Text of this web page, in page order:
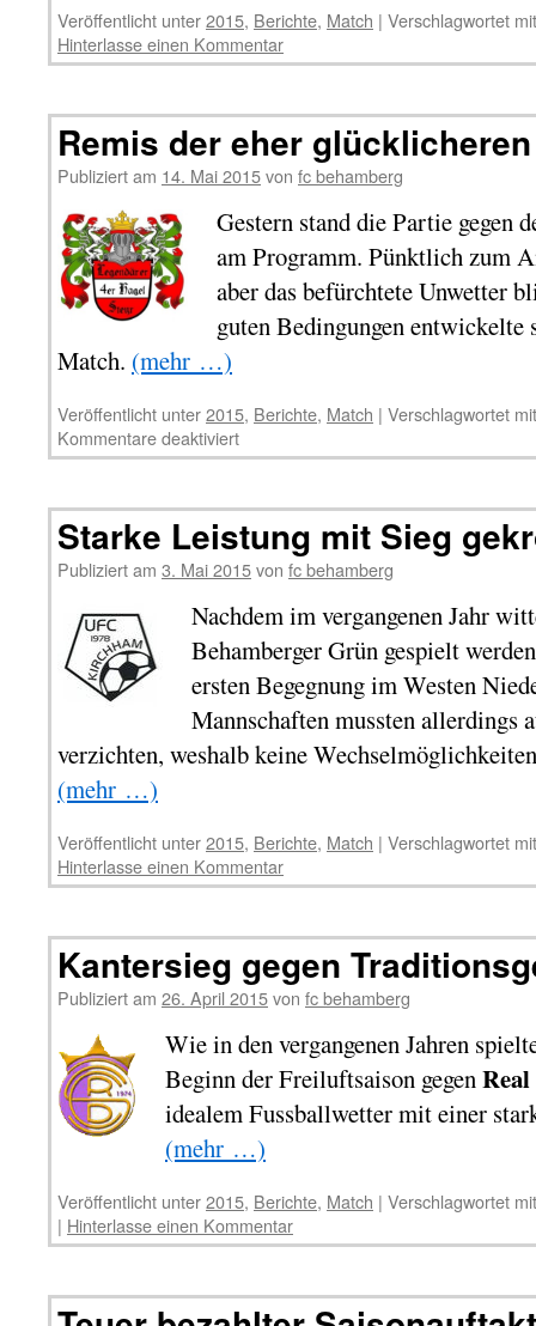
Veröffentlicht unter2015, Berichte, Match | Verschlagwortet mit
Hinterlasse einen Kommentar
Remis der eher
Publiziert am 14. Mai 2015von fc behamberg
Gestern stand die Partie gegen
am Programm. Pünktlich zum
aber das befürchtete Unwetter
guten Bedingungen
Match. (mehr …)
Veröffentlicht unter2015, Berichte, Match | Verschlagwortet mit
Kommentare deaktiviert
Starke Leistung mit Sieg
Publiziert am 3. Mai 2015von fc behamberg
Nachdem im vergangenen Jahr
Behamberger Grün gespielt
ersten Begegnung im Westen
Mannschaften mussten allerdings
verzichten, weshalb keine
(mehr …)
Veröffentlicht unter2015, Berichte, Match | Verschlagwortet mit
Hinterlasse einen Kommentar
Kantersieg gegen
Publiziert am 26. April 2015von fc behamberg
Wie in den vergangenen Jahren
Beginn der Freiluftsaison gegen
idealem Fussballwetter mit einer
(mehr …)
Veröffentlicht unter2015, Berichte, Match | Verschlagwortet mit
| Hinterlasse einen Kommentar